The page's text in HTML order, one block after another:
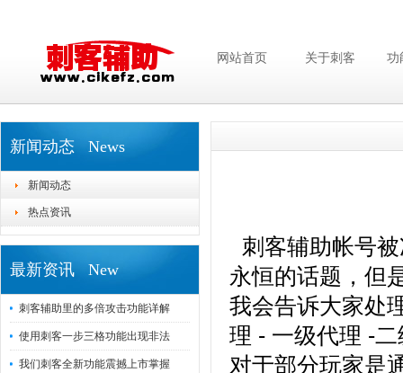
网站首页 关于刺客 功
新闻动态 News
新闻动态
热点资讯
最新资讯 New
刺客辅助里的多倍攻击功能详解
使用刺客一步三格功能出现非法
我们刺客全新功能震撼上市掌握
刺客辅助帐号
永恒的话题，但
我会告诉大家处
理 - 一级代理 -
对于部分玩家是